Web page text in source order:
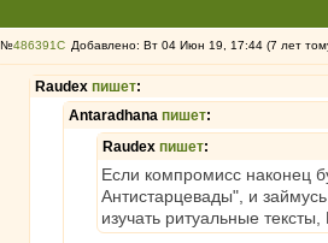
№486391 Добавлено: Вт 04 Июн 19, 17:44 (7 лет
Raudex пишет:
Antaradhana пишет:
Raudex пишет:
Если компромисс наконец
Антистарцевады", и
изучать ритуальные